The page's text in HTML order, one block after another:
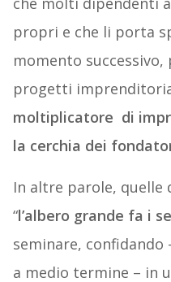
propri e che li porta
momento
progetti
moltiplicatore di
la cerchia dei
In altre parole, quelle
“l’albero grande fa i
seminare, confidando
a medio termine – in